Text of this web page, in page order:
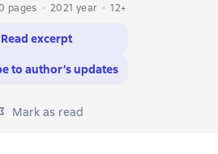
pages
2021 year 12+
Read excerpt
to author’s updates
Mark as read